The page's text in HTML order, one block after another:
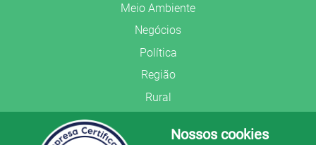
Meio Ambiente
Negócios
Política
Região
Rural
Segurança PúblicaNossos cookies